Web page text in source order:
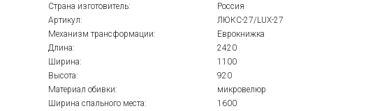
Страна изготовитель:
Россия
Артикул:
ЛЮКС-27/LUX-27
Механизм трансформации:
Еврокнижка
Длина:
2420
Ширина:
1100
Высота:
920
Материал обивки:
микровелюр
Ширина спального места:
1600